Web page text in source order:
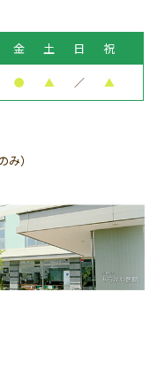
金 土 日
祝
● ▲ ／ ▲
）